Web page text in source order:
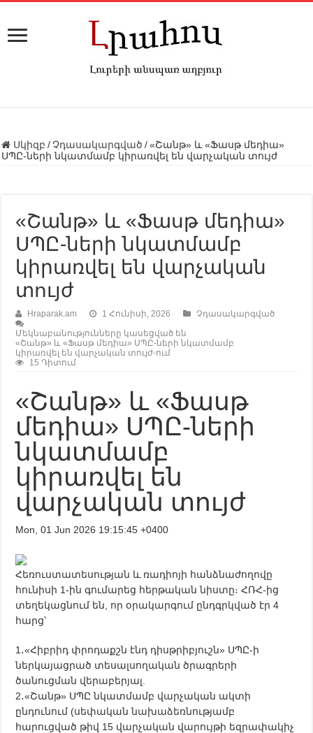
Սկիզբ / Չդասակարգված / «Շանթ» և «Ֆասթ մեդիա»
ՍՊԸ-ների նկատմամբ կիրառվել են վարչական տույժ
«Շանթ» և «Ֆասթ մեդիա»
ՍՊԸ-ների նկատմամբ
կիրառվել են վարչական
տույժ
Hraparak.am 1 Հունիսի, 2026
Չդասակարգված
Մեկնաբանությունները կասեցված են
«Շանթ» և «Ֆասթ մեդիա» ՍՊԸ-ների նկատմամբ
կիրառվել են վարչական տույժ-ում
15 Դիտում
«Շանթ» և «Ֆասթ
մեդիա» ՍՊԸ-ների
նկատմամբ
կիրառվել են
վարչական տույժ
Mon, 01 Jun 2026 19:15:45 +0400
Հեռուստատեսության և ռադիոյի հանձնաժողովը
հունիսի 1-ին գումարեց հերթական նիստը։ ՀՌՀ-ից
տեղեկացնում են, որ օրակարգում ընդգրկված էր 4
հարց՝
1․«Հիբրիդ փրոդաքշն էնդ դիսթրիբյուշն» ՍՊԸ-ի
ներկայացրած տեսալսողական ծրագրերի
ծանուցման վերաբերյալ.
2․«Շանթ» ՍՊԸ նկատմամբ վարչական ակտի
ընդունում (սեփական նախաձեռնությամբ
հարուցված թիվ 15 վարչական վարույթի եզրափակիչ